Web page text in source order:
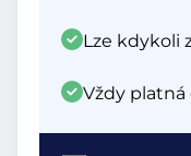
Lze kdykoli
Vždy